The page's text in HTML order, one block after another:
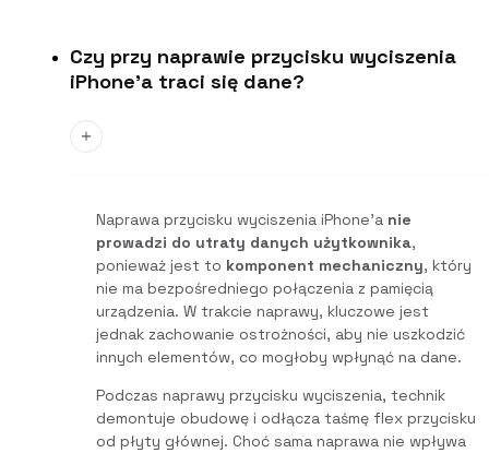
Czy przy naprawie przycisku wyciszenia
iPhone'a traci się dane?
Naprawa przycisku wyciszenia iPhone’a nie
prowadzi do utraty danych użytkownika,
ponieważ jest to komponent mechaniczny, który
nie ma bezpośredniego połączenia z pamięcią
urządzenia. W trakcie naprawy, kluczowe jest
jednak zachowanie ostrożności, aby nie uszkodzić
innych elementów, co mogłoby wpłynąć na dane.
Podczas naprawy przycisku wyciszenia, technik
demontuje obudowę i odłącza taśmę flex przycisku
od płyty głównej. Choć sama naprawa nie wpływa